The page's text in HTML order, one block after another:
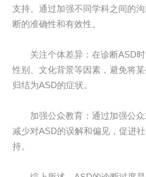
支持。通过加强不同学科之间的
断的准确性和有效性。
关注个体差异：在诊断ASD时
性别、文化背景等因素，避免将
归结为ASD的症状。
加强公众教育：通过加强公众
减少对ASD的误解和偏见，促进
持。